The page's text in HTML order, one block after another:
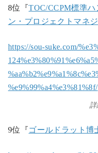
8位『TOC/CCPM標準
ン・プロジェクトマネ
https://sou-suke.com/
%e9%99%a4%e3%81%8f/
9位『 ゴールドラット博